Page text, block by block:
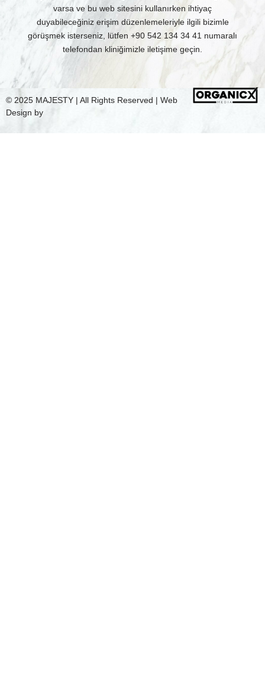
varsa ve bu web sitesini kullanırken ihtiyaç
duyabileceğiniz erişim düzenlemeleriyle ilgili bizimle
görüşmek isterseniz, lütfen +90 542 134 34 41 numaralı
telefondan kliniğimizle iletişime geçin.
© 2025 MAJESTY | All Rights Reserved | Web
Design by